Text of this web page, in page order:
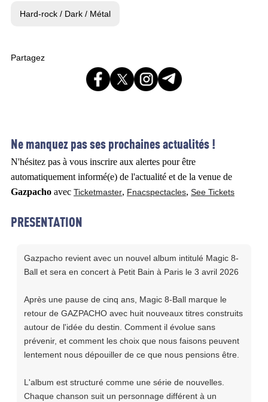
Hard-rock / Dark / Métal
Partagez
Ne manquez pas ses prochaines actualités !
N'hésitez pas à vous inscrire aux alertes pour être
automatiquement informé(e) de l'actualité et de la venue de
Gazpacho avec Ticketmaster, Fnacspectacles, See Tickets
PRESENTATION
Gazpacho revient avec un nouvel album intitulé Magic 8-
Ball et sera en concert à Petit Bain à Paris le 3 avril 2026
Après une pause de cinq ans, Magic 8-Ball marque le
retour de GAZPACHO avec huit nouveaux titres construits
autour de l'idée du destin. Comment il évolue sans
prévenir, et comment les choix que nous faisons peuvent
lentement nous dépouiller de ce que nous pensions être.
L'album est structuré comme une série de nouvelles.
Chaque chanson suit un personnage différent à un